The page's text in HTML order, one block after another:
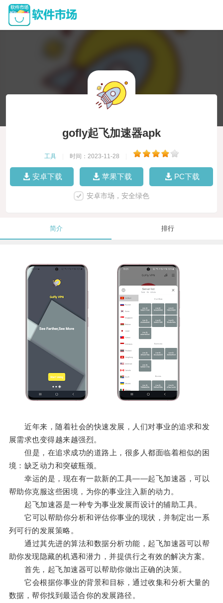
gofly起飞加速器apk
工具 时间：2023-11-28
安卓下载 苹果下载 PC下载
安卓市场，安全绿色
简介 排行
近年来，随着社会的快速发展，人们对事业的追求和发
展需求也变得越来越强烈。
但是，在追求成功的道路上，很多人都面临着相似的困
境：缺乏动力和突破瓶颈。
幸运的是，现在有一款新的工具——起飞加速器，可以
帮助你克服这些困境，为你的事业注入新的动力。
起飞加速器是一种专为事业发展而设计的辅助工具。
它可以帮助你分析和评估你事业的现状，并制定出一系
列可行的发展策略。
通过其先进的算法和数据分析功能，起飞加速器可以帮
助你发现隐藏的机遇和潜力，并提供行之有效的解决方案。
首先，起飞加速器可以帮助你做出正确的决策。
它会根据你事业的背景和目标，通过收集和分析大量的
数据，帮你找到最适合你的发展路径。